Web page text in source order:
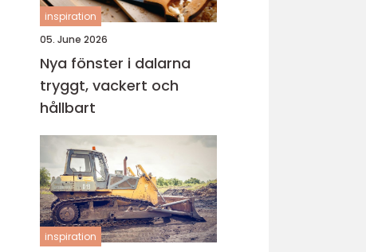
inspiration
05. June 2026
Nya fönster i dalarna
tryggt, vackert och
hållbart
inspiration